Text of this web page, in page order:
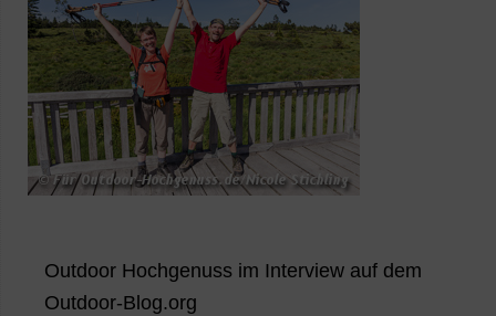
Outdoor Hochgenuss im Interview auf dem
Outdoor-Blog.org